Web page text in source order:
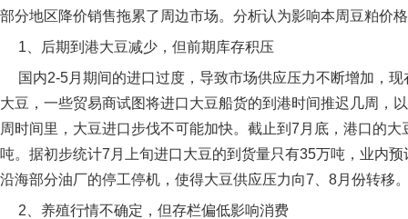
部分地区降价销售拖累了周边市场。分析认为影响本周豆粕价
1、后期到港大豆减少，但前期库存积压
国内2-5月期间的进口过度，导致市场供应压力不断增加，
大豆，一些贸易商试图将进口大豆船货的到港时间推迟几周，
周时间里，大豆进口步伐不可能加快。截止到7月底，港口的
吨。据初步统计7月上旬进口大豆的到货量只有35万吨，业内
沿海部分油厂的停工停机，使得大豆供应压力向7、8月份转移
2、养殖行情不确定，但存栏偏低影响消费